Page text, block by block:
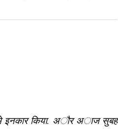
इनकार किया. अौर अाज सुबह